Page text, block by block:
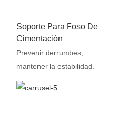
Soporte Para Foso De
Cimentación
Prevenir derrumbes,
mantener la estabilidad.